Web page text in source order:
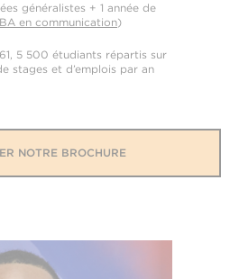
généralistes + 1 année de
en communication)
5 500 étudiants répartis sur
stages et d’emplois par an
NOTRE BROCHURE